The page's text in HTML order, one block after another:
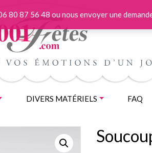
DIVERS MATÉRIELS FAQ
87 56 48 ou nous envoyer une